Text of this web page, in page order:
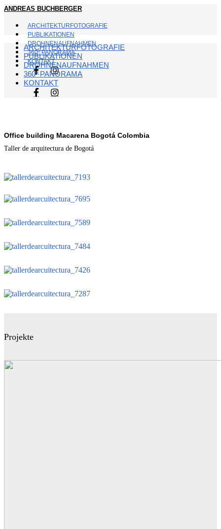
ANDREAS BUCHBERGER
ARCHITEKTURFOTOGRAFIE
PUBLIKATIONEN
DROHNENAUFNAHMEN
360º PANORAMA
KONTAKT
ARCHITEKTURFOTOGRAFIE
PUBLIKATIONEN
DROHNENAUFNAHMEN
360º PANORAMA
KONTAKT
Office building Macarena Bogotá Colombia
Taller de arquitectura de Bogotá
Projekte